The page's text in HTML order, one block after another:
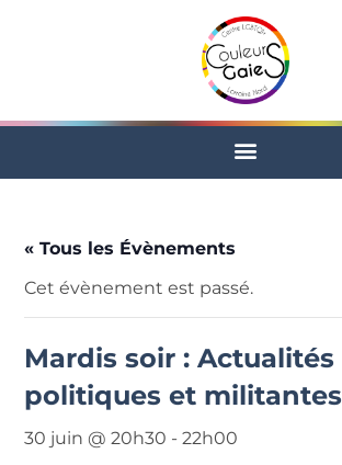
« Tous les Évènements
Cet évènement est passé.
Mardis soir : Actualités
politiques et militantes
30 juin @ 20h30 -22h00